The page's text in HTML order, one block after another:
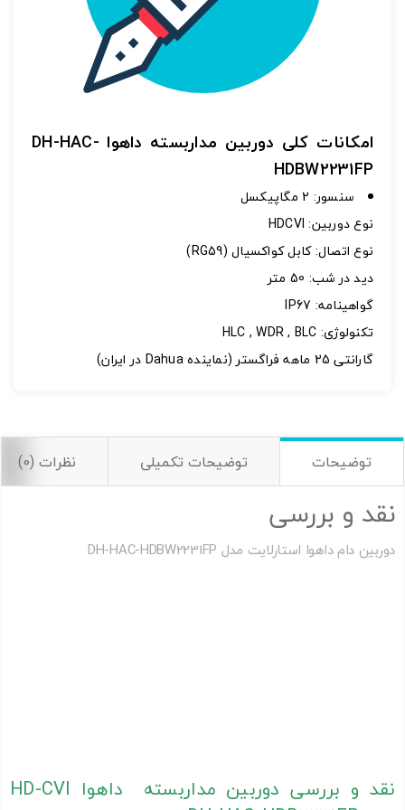
امکانات کلی دوربین مداربسته داهوا DH-HAC-
HDBW2231FP
سنسور: 2 مگاپیکسل
نوع دوربین: HDCVI
نوع اتصال: کابل کواکسیال (RG59)
ديد در شب: 50 متر
گواهینامه: IP67
تکنولوژی: HLC , WDR , BLC
گارانتی 25 ماهه فراگستر (نماینده Dahua در ایران)
توضیحات توضیحات تکمیلی نظرات (0)
نقد و بررسی
دوربین دام داهوا استارلایت مدل DH-HAC-HDBW2231FP
نقد و بررسی دوربین مداربسته داهوا HD-CVI
اشتراک گذاری در شبکه های اجتماعی
ارسال به ایمیل
ارسال
به من از طریق پیامک اطلاع بده